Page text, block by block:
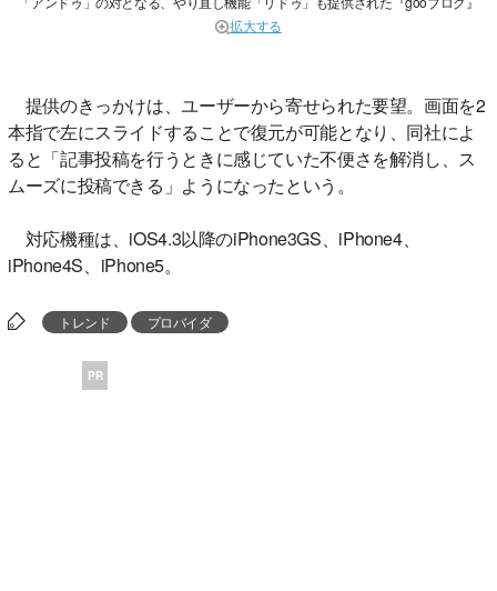
拡大する
提供のきっかけは、ユーザーから寄せられた要望。画面を2
本指で左にスライドすることで復元が可能となり、同社によ
ると「記事投稿を行うときに感じていた不便さを解消し、ス
ムーズに投稿できる」ようになったという。
対応機種は、iOS4.3以降のiPhone3GS、iPhone4、
iPhone4S、iPhone5。
トレンド プロバイダ
PR